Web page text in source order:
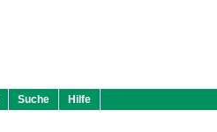
Suche Hilfe